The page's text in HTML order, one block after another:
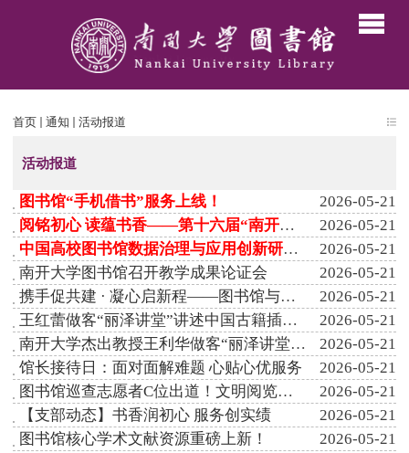
首页 通知 活动报道
活动报道
图书馆“手机借书”服务上线！
2026-05-21
阅铭初心 读蕴书香——第十六届“南开读书节”开幕
2026-05-21
中国高校图书馆数据治理与应用创新研讨会在津举行
2026-05-21
南开大学图书馆召开教学成果论证会
2026-05-21
携手促共建 · 凝心启新程——图书馆与马克思主义学院基层分会联合...
2026-05-21
王红蕾做客“丽泽讲堂”讲述中国古籍插图艺术
2026-05-21
南开大学杰出教授王利华做客“丽泽讲堂”讲述人文历史学者如何迎...
2026-05-21
馆长接待日：面对面解难题 心贴心优服务
2026-05-21
图书馆巡查志愿者C位出道！文明阅览，我们一起守护~
2026-05-21
【支部动态】书香润初心 服务创实绩
2026-05-21
图书馆核心学术文献资源重磅上新！
2026-05-21